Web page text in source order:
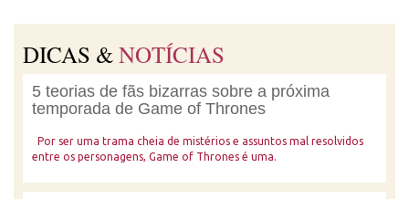
DICAS &NOTÍCIAS
5 teorias de fãs bizarras sobre a próxima
temporada de Game of Thrones
Por ser uma trama cheia de mistérios e assuntos mal resolvidos
entre os personagens, Game of Thrones é uma.